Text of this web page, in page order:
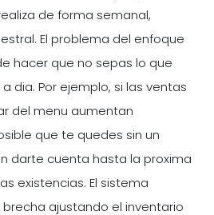
de forma semanal,
El problema del enfoque
hacer que no sepas lo que
dia. Por ejemplo, si las ventas
del menu aumentan
que te quedes sin un
darte cuenta hasta la proxima
existencias. El sistema
ajustando el inventario